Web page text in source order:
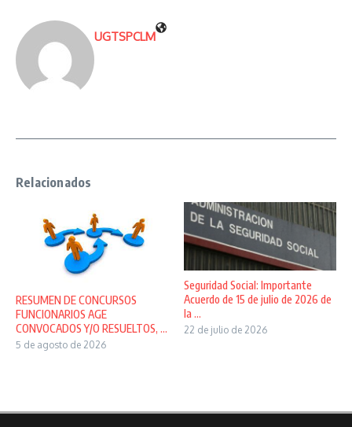
UGTSPCLM
Relacionados
RESUMEN DE CONCURSOS
FUNCIONARIOS AGE
CONVOCADOS Y/O RESUELTOS, ...
5 de agosto de 2026
Seguridad Social: Importante
Acuerdo de 15 de julio de 2026 de
la ...
22 de julio de 2026